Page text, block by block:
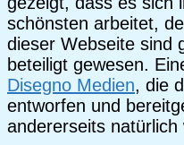
schönsten arbeitet,
dieser Webseite sind
beteiligt gewesen.
Disegno Medien, die
entworfen und
andererseits